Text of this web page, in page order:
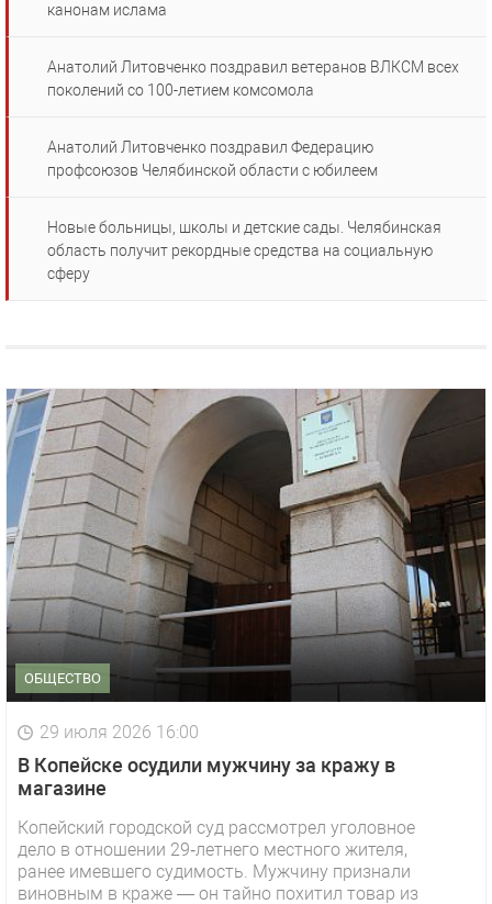
канонам ислама
Анатолий Литовченко поздравил ветеранов ВЛКСМ всех
поколений со 100-летием комсомола
Анатолий Литовченко поздравил Федерацию
профсоюзов Челябинской области с юбилеем
Новые больницы, школы и детские сады. Челябинская
область получит рекордные средства на социальную
сферу
ОБЩЕСТВО
29 июля 2026 16:00
В Копейске осудили мужчину за кражу в
магазине
Копейский городской суд рассмотрел уголовное
дело в отношении 29‑летнего местного жителя,
ранее имевшего судимость. Мужчину признали
виновным в краже — он тайно похитил товар из